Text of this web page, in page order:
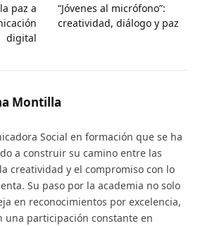
paz a
digital
“Jóvenes al micrófono”:
creatividad, diálogo y paz
Montilla
Social en formación que se ha
a construir su camino entre las
creatividad y el compromiso con lo
Su paso por la academia no solo
en reconocimientos por excelencia,
una participación constante en